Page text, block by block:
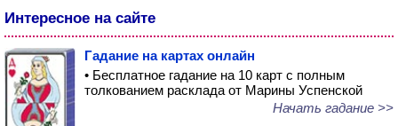
Интересное на сайте
Гадание на картах онлайн
• Бесплатное гадание на 10 карт с полным
толкованием расклада от Марины Успенской
Начать гадание >>